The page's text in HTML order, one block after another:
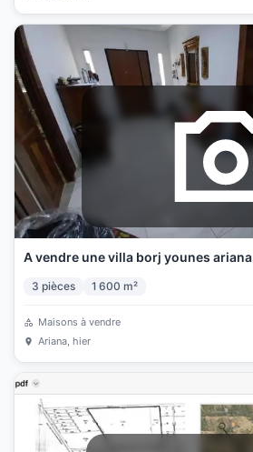
A vendre une villa borj younes ariana
3 pièces 1 600 m²
Maisons à vendre
Ariana, hier